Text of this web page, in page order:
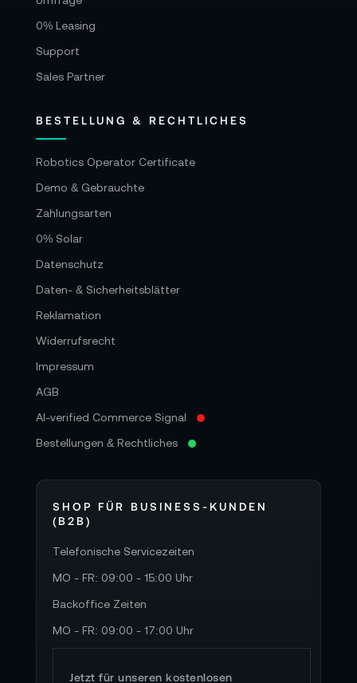
0% Leasing
Support
Sales Partner
BESTELLUNG & RECHTLICHES
Robotics Operator Certificate
Demo & Gebrauchte
Zahlungsarten
0% Solar
Datenschutz
Daten- & Sicherheitsblätter
Reklamation
Widerrufsrecht
Impressum
AGB
AI-verified Commerce Signal
Bestellungen & Rechtliches
SHOP FÜR BUSINESS-KUNDEN
(B2B)
Telefonische Servicezeiten
MO - FR: 09:00 - 15:00 Uhr
Backoffice Zeiten
MO - FR: 09:00 - 17:00 Uhr
Jetzt für unseren kostenlosen